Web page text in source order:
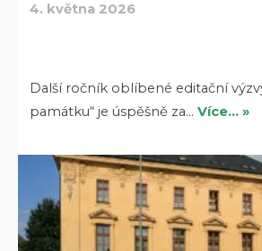
4. května 2026
Další ročník oblíbené editační
památku“ je úspěšně za…Více… »